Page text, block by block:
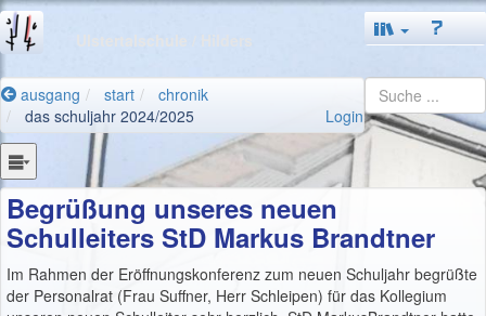
ausgang start
chronik
das schuljahr 2024/2025
Login
Begrüßung unseres neuen
Schulleiters StD Markus Brandtner
Im Rahmen der Eröffnungskonferenz zum neuen Schuljahr begrüßte
der Personalrat (Frau Suffner, Herr Schleipen) für das Kollegium